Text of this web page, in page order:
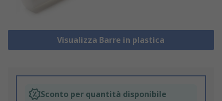
Visualizza Barre in plastica
Sconto per quantità disponibile